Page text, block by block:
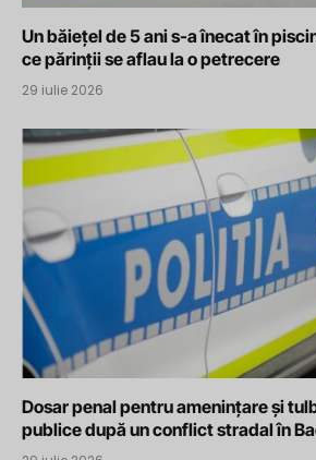
Un băiețel de 5 ani s-a înecat în
ce părinții se aflau la o petrecere
29 iulie 2026
Dosar penal pentru amenințare și
publice după un conflict stradal în